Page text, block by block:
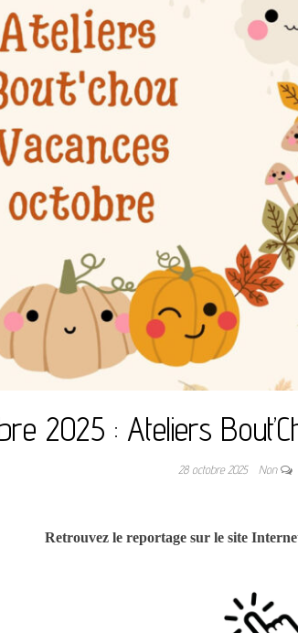
2025 : Ateliers
28 octobre 2025 Non
Retrouvez le reportage sur le site